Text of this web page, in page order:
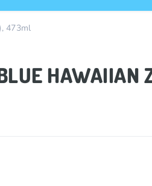
473ml
HAWAIIAN